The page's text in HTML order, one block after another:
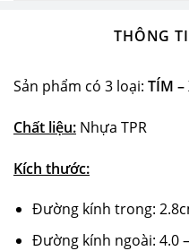
THÔNG
Sản phẩm có 3 loại: TÍM –
Chất liệu: Nhựa TPR
Kích thước:
Đường kính trong:
Đường kính ngoài: 4.0